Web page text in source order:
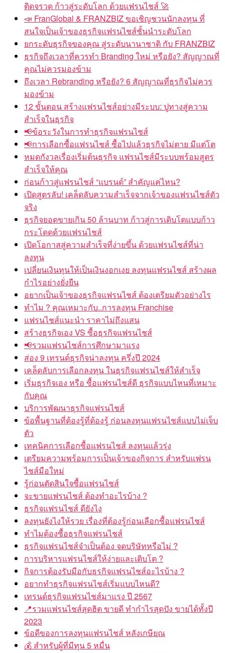
ติดจรวด ก้าวสู่ระดับโลก ด้วยแฟรนไชส์ 🚀
📣 FranGlobal & FRANZBIZ ขอเชิญชวนนักลงทุน ที่
สนใจเป็นเจ้าของธุรกิจแฟรนไชส์ชั้นนำระดับโลก
ยกระดับธุรกิจของคุณ สู่ระดับนานาชาติ กับ FRANZBIZ
ธุรกิจถึงเวลาที่ควรทำ Branding ใหม่ หรือยัง? สัญญาณที่
คุณไม่ควรมองข้าม
ถึงเวลา Rebranding หรือยัง? 6 สัญญาณที่ธุรกิจไม่ควร
มองข้าม
12 ขั้นตอน สร้างแฟรนไชส์อย่างมีระบบ: ปูทางสู่ความ
สำเร็จในธุรกิจ
📢ข้อระวังในการทำธุรกิจแฟรนไชส์
📢การเลือกซื้อแฟรนไชส์ ซื้อไปแล้วธุรกิจไม่ตาย มีแต่โต
หมดกังวลเรื่องเริ่มต้นธุรกิจ แฟรนไชส์มีระบบพร้อมสูตร
สำเร็จให้คุณ
ก่อนก้าวสู่แฟรนไชส์ “แบรนด์” สำคัญแค่ไหน?
เปิดสูตรลับ! เคล็ดลับความสำเร็จจากเจ้าของแฟรนไชส์ตัว
จริง
ธุรกิจยอดขายเกิน 50 ล้านบาท ก้าวสู่การเติบโตแบบก้าว
กระโดดด้วยแฟรนไชส์
เปิดโอกาสสู่ความสำเร็จที่ง่ายขึ้น ด้วยแฟรนไชส์ที่น่า
ลงทุน
เปลี่ยนเงินทุนให้เป็นเงินงอกเงย ลงทุนแฟรนไชส์ สร้างผล
กำไรอย่างยั่งยืน
อยากเป็นเจ้าของธุรกิจแฟรนไชส์ ต้องเตรียมตัวอย่างไร
ทำไม ? คุณเหมาะกับ..การลงทุน Franchise
แฟรนไชส์แนะนำ ราคาไม่ถึงแสน
สร้างธุรกิจเอง VS ซื้อธุรกิจแฟรนไชส์
📢รวมแฟรนไชส์การศึกษามาแรง
ส่อง 9 เทรนด์ธุรกิจน่าลงทุน ครึ่งปี 2024
เคล็ดลับการเลือกลงทุน ในธุรกิจแฟรนไชส์ให้สำเร็จ
เริ่มธุรกิจเอง หรือ ซื้อแฟรนไชส์ดี ธุรกิจแบบไหนที่เหมาะ
กับคุณ
บริการพัฒนาธุรกิจแฟรนไชส์
ข้อพื้นฐานที่ต้องรู้ที่ต้องรู้ ก่อนลงทุนแฟรนไชส์แบบไม่เจ็บ
ตัว
เทคนิคการเลือกซื้อแฟรนไชส์ ลงทุนแล้วรุ่ง
เตรียมความพร้อมการเป็นเจ้าของกิจการ สำหรับแฟรน
ไชส์มือใหม่
รู้ก่อนตัดสินใจซื้อแฟรนไชส์
จะขายแฟรนไชส์ ต้องทำอะไรบ้าง ?
ธุรกิจแฟรนไชส์ ดียังไง
ลงทุนยังไงให้รวย เรื่องที่ต้องรู้ก่อนเลือกซื้อแฟรนไชส์
ทำไมต้องซื้อธุรกิจแฟรนไชส์
ธุรกิจแฟรนไชส์จำเป็นต้อง จดบริษัทหรือไม่ ?
การบริหารแฟรนไชส์ให้ง่ายและเติบโต ?
กิจการต้องรับมือกับธุรกิจแฟรนไชส์อะไรบ้าง ?
อยากทำธุรกิจแฟรนไชส์เริ่มแบบไหนดี?
เทรนด์ธุรกิจแฟรนไชส์มาแรง ปี 2567
📍รวมแฟรนไชส์สุดฮิต ขายดี ทำกำไรสุดปัง ขายได้ทั้งปี
2023
ข้อดีของการลงทุนแฟรนไชส์ หลังเกษียณ
💰 สำหรับผู้ที่มีทุน 5 หมื่น